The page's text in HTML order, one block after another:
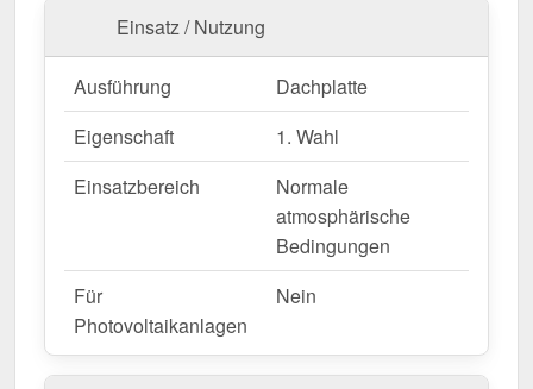
Sie jetzt und profitieren Sie von schneller Lieferung!
Wegen Sonderanfertigung vom Widerruf ausgeschlossen
Einsatz / Nutzung
Ausführung
Dachplatte
Eigenschaft
1. Wahl
Einsatzbereich
Normale
atmosphärische
Bedingungen
Für
Photovoltaikanlagen
Nein